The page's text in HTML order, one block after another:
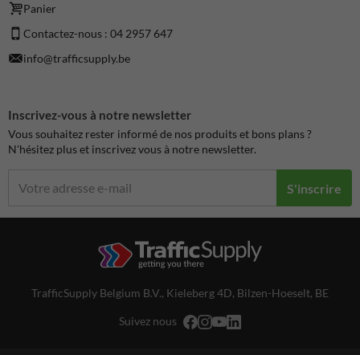
Panier
Contactez-nous : 04 2957 647
info@trafficsupply.be
Inscrivez-vous à notre newsletter
Vous souhaitez rester informé de nos produits et bons plans ?
N'hésitez plus et inscrivez vous à notre newsletter.
S'inscrire
TrafficSupply Belgium B.V., Kieleberg 4D, Bilzen-Hoeselt, BE
Suivez nous